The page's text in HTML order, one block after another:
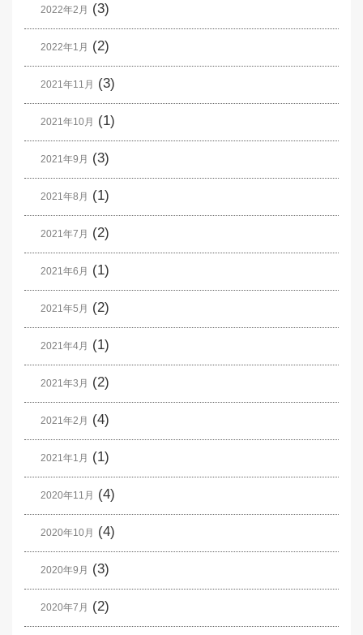
2022年2月 (3)
2022年1月 (2)
2021年11月 (3)
2021年10月 (1)
2021年9月 (3)
2021年8月 (1)
2021年7月 (2)
2021年6月 (1)
2021年5月 (2)
2021年4月 (1)
2021年3月 (2)
2021年2月 (4)
2021年1月 (1)
2020年11月 (4)
2020年10月 (4)
2020年9月 (3)
2020年7月 (2)